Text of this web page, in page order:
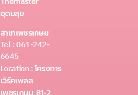
อุดมสุข
สาขาเพชรเกษม
Tel : 061-242-
6645
Location :โครงการ
เวิร์คเพลส